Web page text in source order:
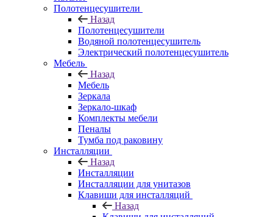
Полотенцесушители
Назад
Полотенцесушители
Водяной полотенцесушитель
Электрический полотенцесушитель
Мебель
Назад
Мебель
Зеркала
Зеркало-шкаф
Комплекты мебели
Пеналы
Тумба под раковину
Инсталляции
Назад
Инсталляции
Инсталляции для унитазов
Клавиши для инсталляций
Назад